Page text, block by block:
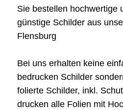
Sie bestellen hochwertige
günstige Schilder aus
Flensburg
Bei uns erhalten keine
bedrucken Schilder
folierte Schilder, inkl.
drucken alle Folien mit